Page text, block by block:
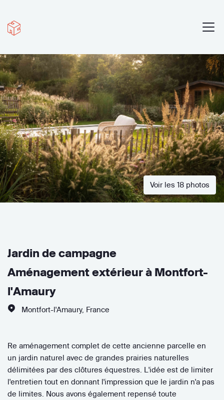
Voir les 18 photos
Jardin de campagne
Aménagement extérieur à Montfort-
l'Amaury
Montfort-l'Amaury, France
Re aménagement complet de cette ancienne parcelle en
un jardin naturel avec de grandes prairies naturelles
délimitées par des clôtures équestres. L'idée est de limiter
l'entretien tout en donnant l'impression que le jardin n'a pas
de limites. Nous avons également repensé toute